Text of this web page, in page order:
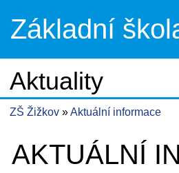
Základní
Aktuality
ZŠ Žižkov Aktuální informace
AKTUÁLNÍ